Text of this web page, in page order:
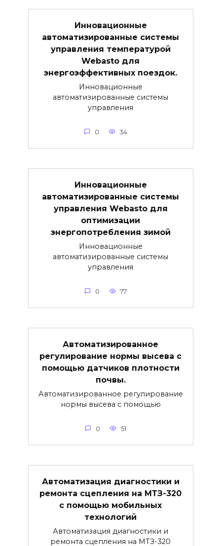
Инновационные
автоматизированные системы
управления температурой
Webasto для
энергоэффективных поездок.
Инновационные
автоматизированные системы
управления
0 34
Инновационные
автоматизированные системы
управления Webasto для
оптимизации
энергопотребления зимой
Инновационные
автоматизированные системы
управления
0 77
Автоматизированное
регулирование нормы высева с
помощью датчиков плотности
почвы.
Автоматизированное регулирование
нормы высева с помощью
0 51
Автоматизация диагностики и
ремонта сцепления на МТЗ-320
с помощью мобильных
технологий
Автоматизация диагностики и
ремонта сцепления на МТЗ-320